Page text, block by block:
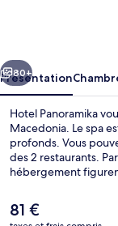
Suivant
80+
Présentation
Hotel Panoramika
Macedonia. Le spa
profonds. Vous
des 2 restaurants.
hébergement
Le
prix
81 €